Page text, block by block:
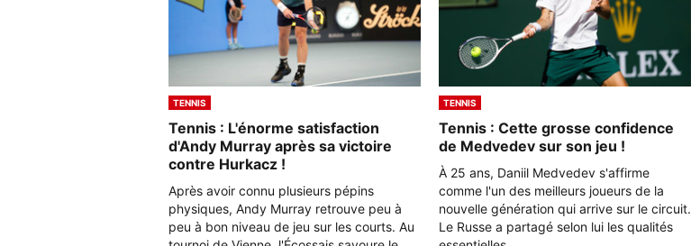
TENNIS
Tennis : L'énorme satisfaction
d'Andy Murray après sa victoire
contre Hurkacz !
Après avoir connu plusieurs pépins
physiques, Andy Murray retrouve peu à
peu à bon niveau de jeu sur les courts. Au
TENNIS
Tennis : Cette grosse confidence
de Medvedev sur son jeu !
À 25 ans, Daniil Medvedev s'affirme
comme l'un des meilleurs joueurs de la
nouvelle génération qui arrive sur le circuit.
Le Russe a partagé selon lui les qualités